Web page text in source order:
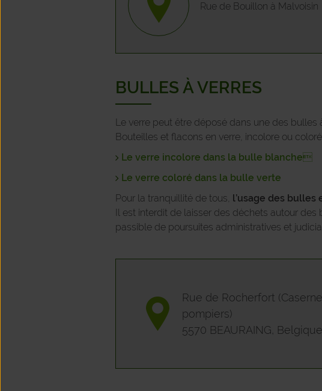
Rue de Bouillon à Malvoisin
BULLES À VERRES
Le verre peut être déposé dans une des
Bouteilles et flacons en verre, incolore ou
Le verre incolore dans la bulle blanche
Le verre coloré dans la bulle verte
Pour la tranquillité de tous, l’usage des
Il est interdit de laisser des déchets autour
passible de poursuites administratives et
Rue de Rocherfort
pompiers)
5570 BEAURAING, Belgique